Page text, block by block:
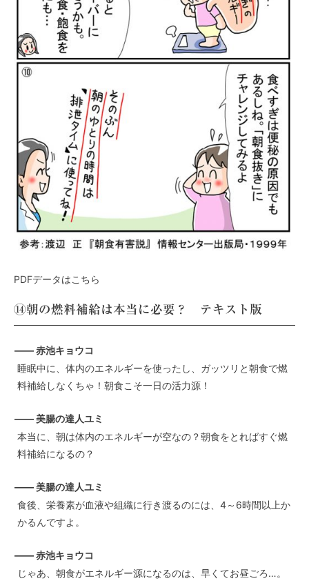
PDFデータはこちら
⑭朝の燃料補給は本当に必要？ テキスト版
—— 赤池キョウコ
睡眠中に、体内のエネルギーを使ったし、ガッツリと朝食で燃
料補給しなくちゃ！朝食こそ一日の活力源！
—— 美腸の達人ユミ
本当に、朝は体内のエネルギーが空なの？朝食をとればすぐ燃
料補給になるの？
—— 美腸の達人ユミ
食後、栄養素が血液や組織に行き渡るのには、4～6時間以上か
かるんですよ。
—— 赤池キョウコ
じゃあ、朝食がエネルギー源になるのは、早くてお昼ごろ…。